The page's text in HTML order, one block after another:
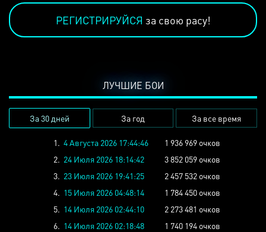
РЕГИСТРИРУЙСЯ за свою расу!
ЛУЧШИЕ БОИ
За 30 дней За год За все время
1. 4 Августа 2026 17:44:46
1 936 969 очков
2. 24 Июля 2026 18:14:42
3 852 059 очков
3. 23 Июля 2026 19:41:25
2 457 532 очков
4. 15 Июля 2026 04:48:14
1 784 450 очков
5. 14 Июля 2026 02:44:10
2 273 481 очков
6. 14 Июля 2026 02:18:48
1 740 194 очков